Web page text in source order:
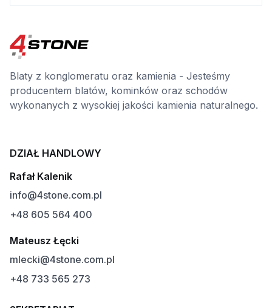
Blaty z konglomeratu oraz kamienia - Jesteśmy
producentem blatów, kominków oraz schodów
wykonanych z wysokiej jakości kamienia naturalnego.
DZIAŁ HANDLOWY
Rafał Kalenik
info@4stone.com.pl
+48 605 564 400
Mateusz Łęcki
mlecki@4stone.com.pl
+48 733 565 273